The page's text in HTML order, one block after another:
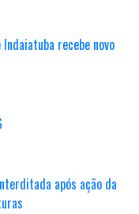
recebe novo
após ação da